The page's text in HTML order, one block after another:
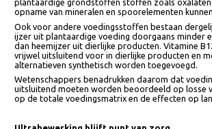
efficiënte opname en benutting van calcium in
Bij calciumsuppletie of calciumverrijking kunnen
absorptie afhankelijk van de gebruikte
calciumcarbonaat of calciumfosfaat.
plantaardige grondstoffen stoffen zoals
opname van mineralen en spoorelementen
Ook voor andere voedingsstoffen bestaan
ijzer uit plantaardige voeding doorgaans
dan heemijzer uit dierlijke producten. Vitamine
alternatieven synthetisch worden toegevoegd.